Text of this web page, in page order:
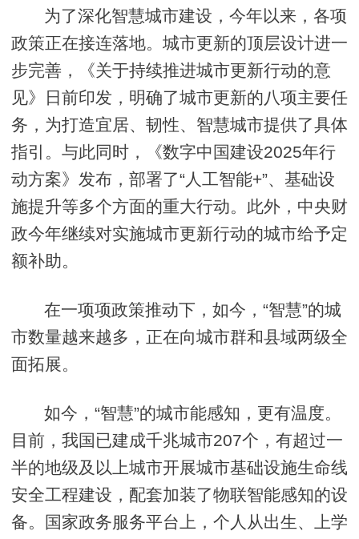
为了深化智慧城市建设，今年以来，各项
政策正在接连落地。城市更新的顶层设计进一
步完善，《关于持续推进城市更新行动的意
见》日前印发，明确了城市更新的八项主要任
务，为打造宜居、韧性、智慧城市提供了具体
指引。与此同时，《数字中国建设2025年行
动方案》发布，部署了“人工智能+”、基础设
施提升等多个方面的重大行动。此外，中央财
政今年继续对实施城市更新行动的城市给予定
额补助。
在一项项政策推动下，如今，“智慧”的城
市数量越来越多，正在向城市群和县域两级全
面拓展。
如今，“智慧”的城市能感知，更有温度。
目前，我国已建成千兆城市207个，有超过一
半的地级及以上城市开展城市基础设施生命线
安全工程建设，配套加装了物联智能感知的设
备。国家政务服务平台上，个人从出生、上学